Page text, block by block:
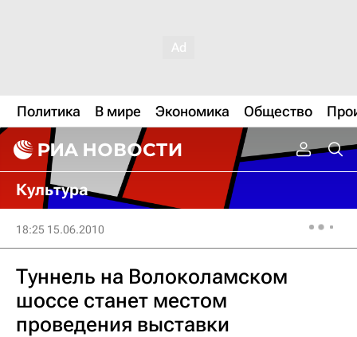
Политика В мире Экономика Общество
Культура
18:25 15.06.2010
Туннель на Волоколамском
шоссе станет местом
проведения выставки